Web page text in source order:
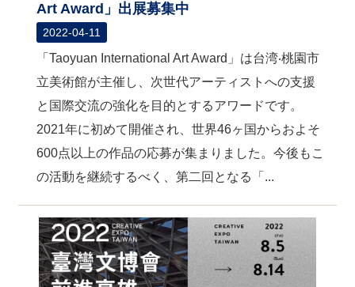
Art Award」出展募集中
2022-04-11
「Taoyuan International Art Award」は台湾‧桃園市
立美術館が主催し、次世代アーティストへの支援
と国際交流の強化を目的とするアワードです。
2021年に初めて開催され、世界46ヶ国からおよそ
600点以上の作品の応募が集まりました。今後もこ
の活動を継続するべく、第二回となる「...